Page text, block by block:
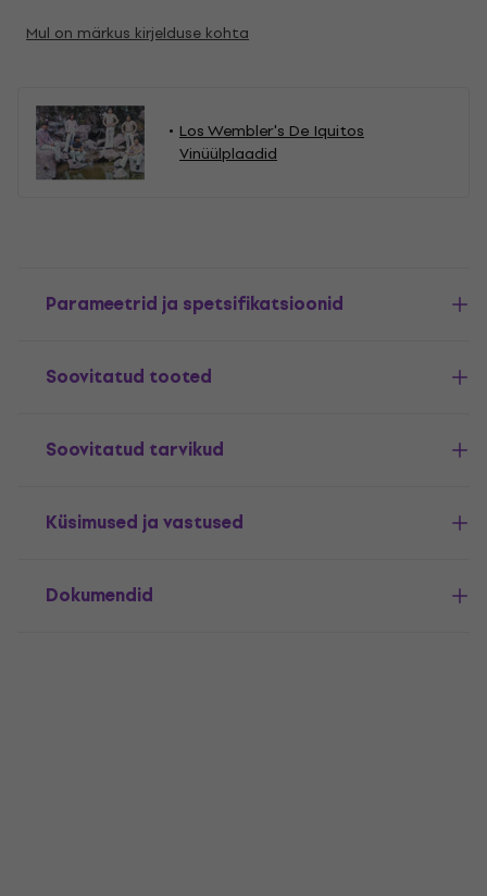
Mul on märkus kirjelduse kohta
Los Wembler's De Iquitos
Vinüülplaadid
Parameetrid ja spetsifikatsioonid
Soovitatud tooted
Soovitatud tarvikud
Küsimused ja vastused
Dokumendid